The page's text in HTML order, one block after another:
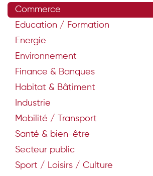
Commerce
Education / Formation
Energie
Environnement
Finance & Banques
Habitat & Bâtiment
Industrie
Mobilité / Transport
Santé & bien-être
Secteur public
Sport / Loisirs / Culture